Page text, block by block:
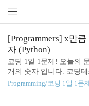
[Programmers] x만
자 (Python)
코딩 1일 1문제! 오늘의
개의 숫자 입니다. 코딩
있는 n개의 숫자 함수
Programming/코딩 1일 1문